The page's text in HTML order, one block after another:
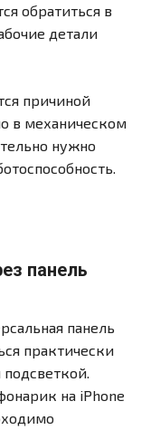
обратиться в
детали
причиной
в механическом
нужно
панель
панель
практически
на iPhone